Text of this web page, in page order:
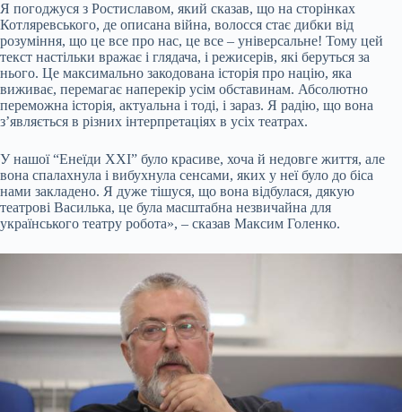
Я погоджуся з Ростиславом, який сказав, що на сторінках
Котляревського, де описана війна, волосся стає дибки від
розуміння, що це все про нас, це все – універсальне! Тому цей
текст настільки вражає і глядача, і режисерів, які беруться за
нього. Це максимально закодована історія про націю, яка
виживає, перемагає наперекір усім обставинам. Абсолютно
переможна історія, актуальна і тоді, і зараз. Я радію, що вона
з’являється в різних інтерпретаціях в усіх театрах.
У нашої “Енеїди ХХІ” було красиве, хоча й недовге життя, але
вона спалахнула і вибухнула сенсами, яких у неї було до біса
нами закладено. Я дуже тішуся, що вона відбулася, дякую
театрові Василька, це була масштабна незвичайна для
українського театру робота», – сказав Максим Голенко.